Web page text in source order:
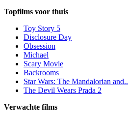
Topfilms voor thuis
Toy Story 5
Disclosure Day
Obsession
Michael
Scary Movie
Backrooms
Star Wars: The Mandalorian and..
The Devil Wears Prada 2
Verwachte films